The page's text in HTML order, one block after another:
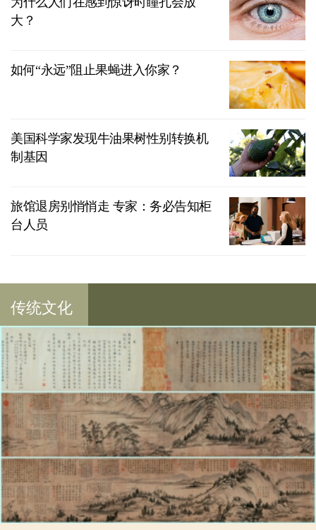
大？
如何“永远”阻止果蝇进入你家？
美国科学家发现牛油果树性别转换机
制基因
旅馆退房别悄悄走 专家：务必告知柜
台人员
传统文化